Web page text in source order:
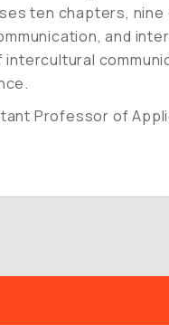
ten chapters,
and
intercultural
Professor of